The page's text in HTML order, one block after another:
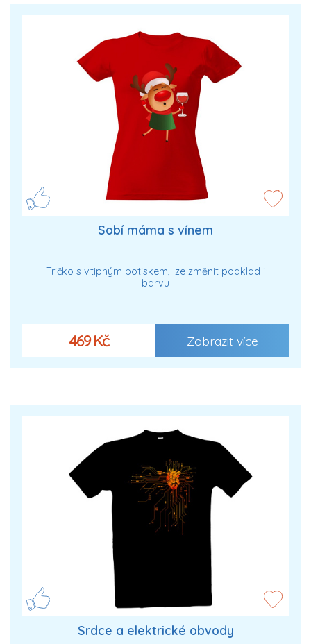
Sobí máma s vínem
Tričko s vtipným potiskem, lze změnit podklad i
barvu
469 Kč Zobrazit více
Srdce a elektrické obvody